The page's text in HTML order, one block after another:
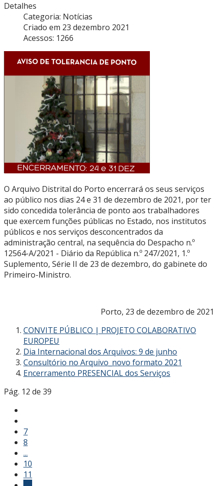
Detalhes
Categoria: Notícias
Criado em 23 dezembro 2021
Acessos: 1266
O Arquivo Distrital do Porto encerrará os seus serviços
ao público nos dias 24 e 31 de dezembro de 2021, por ter
sido concedida tolerância de ponto aos trabalhadores
que exercem funções públicas no Estado, nos institutos
públicos e nos serviços desconcentrados da
administração central, na sequência do Despacho n.º
12564-A/2021 - Diário da República n.º 247/2021, 1.º
Suplemento, Série II de 23 de dezembro, do gabinete do
Primeiro-Ministro.
Porto, 23 de dezembro de 2021
CONVITE PÚBLICO | PROJETO COLABORATIVO
EUROPEU
Dia Internacional dos Arquivos: 9 de junho
Consultório no Arquivo_novo formato 2021
Encerramento PRESENCIAL dos Serviços
Pág. 12 de 39
7
8
...
10
11